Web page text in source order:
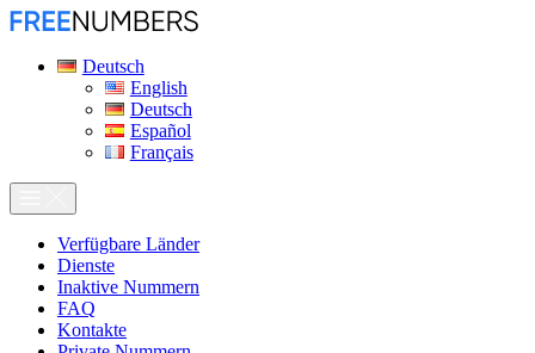
Deutsch
English
Deutsch
Español
Français
Verfügbare Länder
Dienste
Inaktive Nummern
FAQ
Kontakte